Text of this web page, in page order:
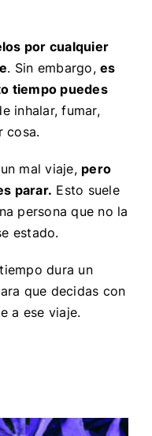
por cualquier
. Sin embargo,es
tiempo puedes
inhalar, fumar,
cosa.
mal viaje, pero
parar. Esto suele
persona que no la
estado.
dura un
que decidas con
a ese viaje.